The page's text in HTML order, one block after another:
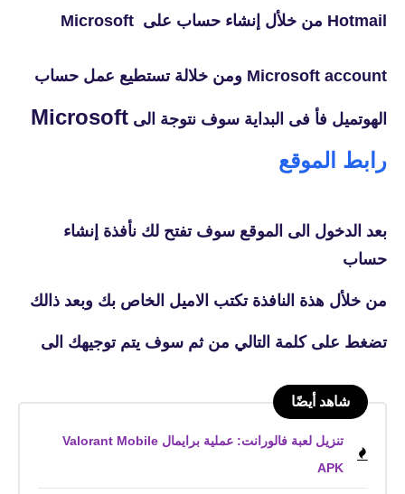
Hotmail من خلأل إنشاء حساب على Microsoft
Microsoft account ومن خلالة تستطيع عمل حساب
الهوتميل فأ فى البداية سوف نتوجة الى Microsoft
رابط الموقع
بعد الدخول الى الموقع سوف تفتح لك نأفذة إنشاء
حساب
من خلأل هذة النافذة تكتب الاميل الخاص بك وبعد ذالك
تضغط على كلمة التالي من ثم سوف يتم توجيهك الى
شاهد أيضًا
تنزيل لعبة فالورانت: عملية برايمال Valorant Mobile
APK